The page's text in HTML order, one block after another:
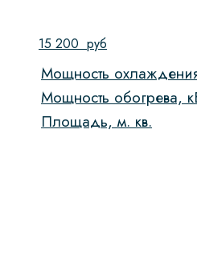
15 200 руб
Мощность
Мощность обогрева,
Площадь, м. кв.